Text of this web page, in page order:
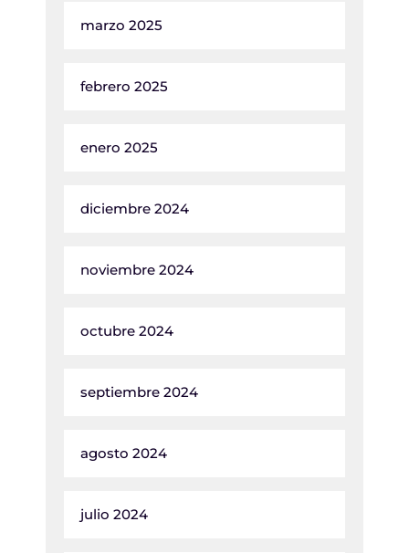
marzo 2025
febrero 2025
enero 2025
diciembre 2024
noviembre 2024
octubre 2024
septiembre 2024
agosto 2024
julio 2024